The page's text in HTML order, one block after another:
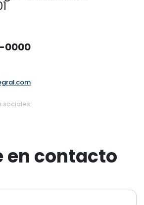
0000
sociales:
en contacto